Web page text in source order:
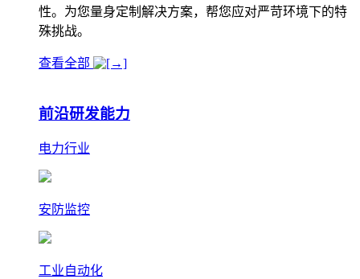
性。为您量身定制解决方案，帮您应对严苛环境下的特
殊挑战。
查看全部
前沿研发能力
电力行业
安防监控
工业自动化